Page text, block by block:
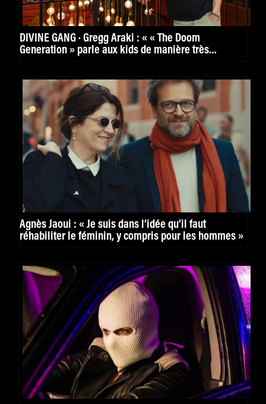
DIVINE GANG · Gregg Araki : « « The Doom
Generation » parle aux kids de manière très
Agnès Jaoui : « Je suis dans l’idée qu’il faut
réhabiliter le féminin, y compris pour les hommes »